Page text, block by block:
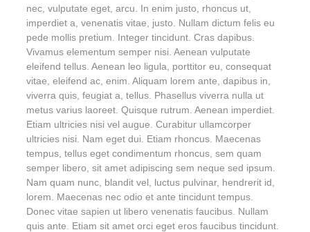
nec, vulputate eget, arcu. In enim justo, rhoncus ut,
imperdiet a, venenatis vitae, justo. Nullam dictum felis eu
pede mollis pretium. Integer tincidunt. Cras dapibus.
Vivamus elementum semper nisi. Aenean vulputate
eleifend tellus. Aenean leo ligula, porttitor eu, consequat
vitae, eleifend ac, enim. Aliquam lorem ante, dapibus in,
viverra quis, feugiat a, tellus. Phasellus viverra nulla ut
metus varius laoreet. Quisque rutrum. Aenean imperdiet.
Etiam ultricies nisi vel augue. Curabitur ullamcorper
ultricies nisi. Nam eget dui. Etiam rhoncus. Maecenas
tempus, tellus eget condimentum rhoncus, sem quam
semper libero, sit amet adipiscing sem neque sed ipsum.
Nam quam nunc, blandit vel, luctus pulvinar, hendrerit id,
lorem. Maecenas nec odio et ante tincidunt tempus.
Donec vitae sapien ut libero venenatis faucibus. Nullam
quis ante. Etiam sit amet orci eget eros faucibus tincidunt.